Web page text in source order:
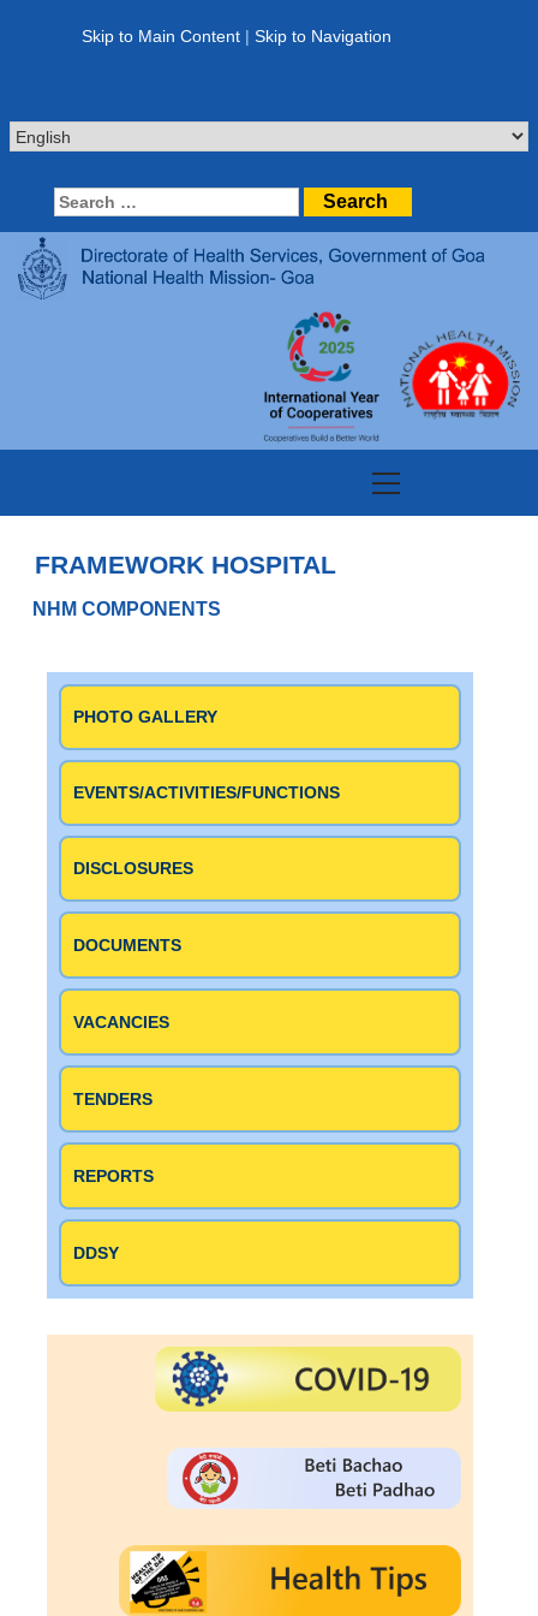
Skip to Main Content | Skip to Navigation
Search
FRAMEWORK HOSPITAL
NHM COMPONENTS
Wedden op eSports in
Nederland met Winstwijzer
Esports, de wereld van professioneel gamen, heeft de
een miljardenindustrie. In Nederland wint ook het wedden op
Esports aan populariteit, met steeds meer mensen die hun
hoe werkt het wedden op Esports precies en wat zijn de
mogelijkheden in Nederland? In dit artikel duiken we dieper in
behulp van Winstwijzer, en ontdekken we hoe je als speler kunt
profiteren van deze opkomende trend.
Van League of Legends tot Counter-Strike: Global Offensive en
Dota 2, Esports biedt een breed scala aan games waarop
gewed kan worden. Met de juiste strategie en kennis van de
Esports-scene kunnen wedders aantrekkelijke winsten behalen.
Maar welke factoren spelen een rol bij het succesvol wedden op
Esports en hoe kun je als speler het meeste uit je
weddenschappen halen? Ontdek in dit artikel hoe Winstwijzer je
kan helpen bij het optimaliseren van je weddenschappen op
Esports en hoe je kunt profiteren van deze boeiende en
snelgroeiende markt in Nederland.
De opkomst van eSports
weddenschappen in
Nederland
met Winstwijzer kunnen spelers genieten van een veilige en
betrouwbare gokervaring. eSports-weddenschappen bieden
een spannende manier om betrokken te raken bij favoriete
Winstwijzer maakt het gemakkelijk voor Nederlandse spelers
om te wedden op eSports en biedt uitgebreide informatie en tips
voor succesvolle weddenschappen.
PHOTO GALLERY
EVENTS/ACTIVITIES/FUNCTIONS
DISCLOSURES
DOCUMENTS
VACANCIES
TENDERS
REPORTS
DDSY